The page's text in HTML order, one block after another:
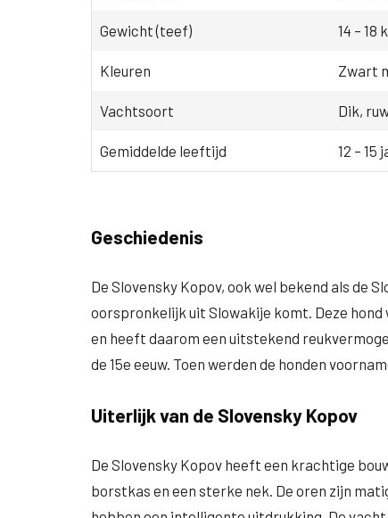
Gewicht (teef) 14 – 18
Kleuren Zwart
Vachtsoort Dik,
Gemiddelde leeftijd 12 – 15
Geschiedenis
De Slovensky Kopov, ook wel bekend als de
oorspronkelijk uit Slowakije komt. Deze
en heeft daarom een uitstekend
de 15e eeuw. Toen werden de honden
Uiterlijk van de Slovensky Kopov
De Slovensky Kopov heeft een krachtige
borstkas en een sterke nek. De oren zijn